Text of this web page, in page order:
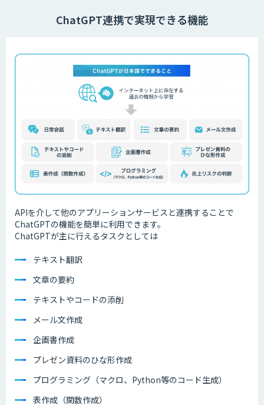
ChatGPT連携で実現できる機能
APIを介して他のアプリーションサービスと連携することで
ChatGPTの機能を簡単に利用できます。
ChatGPTが主に行えるタスクとしては
テキスト翻訳
文章の要約
テキストやコードの添削
メール文作成
企画書作成
プレゼン資料のひな形作成
プログラミング（マクロ、Python等のコード生成）
表作成（関数作成）